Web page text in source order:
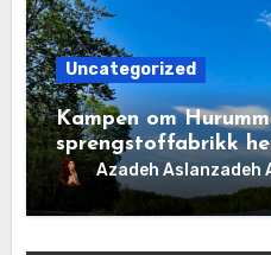
Uncategorized
Kampen om
sprengstoffabrikk
for natur og
Azadeh Aslanzadeh